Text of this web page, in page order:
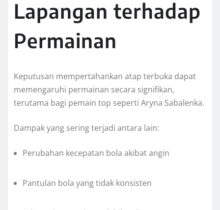
Lapangan terhadap
Permainan
Keputusan mempertahankan atap terbuka dapat
memengaruhi permainan secara signifikan,
terutama bagi pemain top seperti Aryna Sabalenka.
Dampak yang sering terjadi antara lain:
Perubahan kecepatan bola akibat angin
Pantulan bola yang tidak konsisten